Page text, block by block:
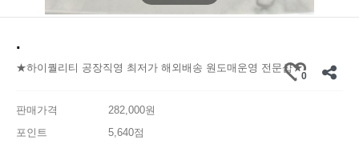
.
★하이퀄리티 공장직영 최저가 해외배송 원도매운영 전문샵★
0
판매가격
282,000원
포인트
5,640점